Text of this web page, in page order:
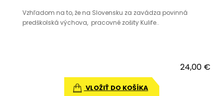
Vzhľadom na to, že na Slovensku za zavádza povinná
predškolská výchova, pracovné zošity Kulife..
24,00 €
VLOŽIŤ DO KOŠÍKA